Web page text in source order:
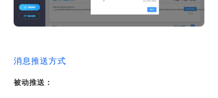
消息推送方式
被动推送：